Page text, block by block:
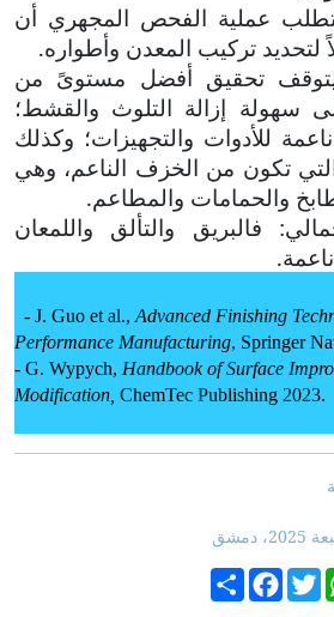
عملية الفحص المجهري أن
تركيب المعدن وأطواره.
تحقيق أفضل مستوىً من
سهولة إزالة التلوث والقشط؛
للأدوات والتجهيزات؛ وكذلك
تكون من الخزف الناعم، وهي
والحمامات والمطاعم.
فالبريق والتألق واللمعان
- J. Guo et al., Advanced Finishing
Performance Manufacturing, Springer
- G. Wypych, Handbook of Surface
Modification, ChemTec Publishing 2023.
Share
FacebookTwitter